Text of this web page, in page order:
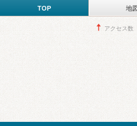
TOP 地
アクセス